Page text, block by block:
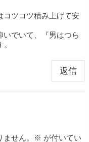
コツコツ積み上げて安
でいて、『男はつら
返信
せん。 ※ が付いてい